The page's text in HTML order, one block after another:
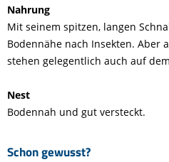
Nahrung
Mit seinem spitzen, langen
Bodennähe nach Insekten. Aber
stehen gelegentlich auch auf
Nest
Bodennah und gut versteckt.
Schon gewusst?